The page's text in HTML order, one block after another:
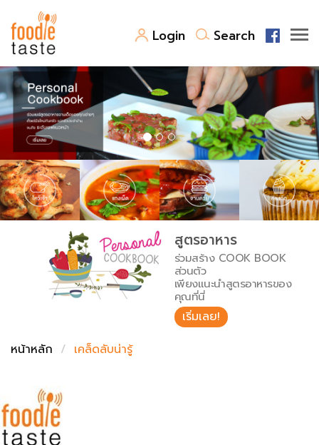
Login Search
สูตรอาหาร
สูตรอาหารล่าสุด
Top Foodie
พาไปชิม
สารพันก้นครัว
เคล็ดลับน่ารู้
เปรียบเทียบหน่วยการตวง
เปรียบเทียบอุณหภูมิ
เปรียบเทียบน้ำหนักวัตถุดิบ
FoodPedia
สร้าง Cookbook
สูตรอาหาร
ร่วมสร้าง COOK BOOK
ส่วนตัว
เพียงแนะนำสูตรอาหารของ
คุณที่นี่
เริ่มเลย!
หน้าหลัก
เคล็ดลับน่ารู้